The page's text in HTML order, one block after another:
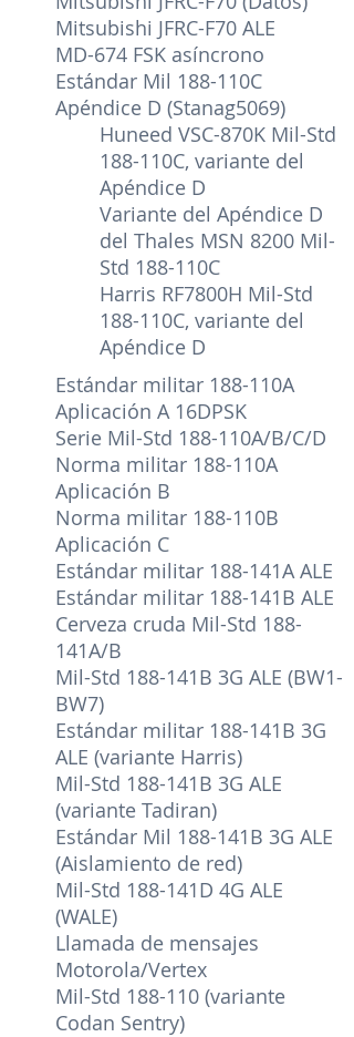
Mitsubishi JFRC-F70 ALE
MD-674 FSK asíncrono
Estándar Mil 188-110C
Apéndice D (Stanag5069)
Huneed VSC-870K Mil-Std
188-110C, variante del
Apéndice D
Variante del Apéndice D
del Thales MSN 8200 Mil-
Std 188-110C
Harris RF7800H Mil-Std
188-110C, variante del
Apéndice D
Estándar militar 188-110A
Aplicación A 16DPSK
Serie Mil-Std 188-110A/B/C/D
Norma militar 188-110A
Aplicación B
Norma militar 188-110B
Aplicación C
Estándar militar 188-141A ALE
Estándar militar 188-141B ALE
Cerveza cruda Mil-Std 188-
141A/B
Mil-Std 188-141B 3G ALE (BW1-
BW7)
Estándar militar 188-141B 3G
ALE (variante Harris)
Mil-Std 188-141B 3G ALE
(variante Tadiran)
Estándar Mil 188-141B 3G ALE
(Aislamiento de red)
Mil-Std 188-141D 4G ALE
(WALE)
Llamada de mensajes
Motorola/Vertex
Mil-Std 188-110 (variante
Codan Sentry)